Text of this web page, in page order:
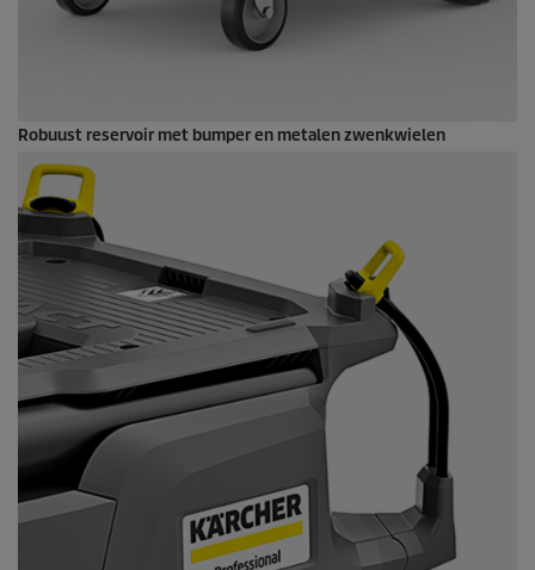
Robuust reservoir met bumper en metalen zwenkwielen